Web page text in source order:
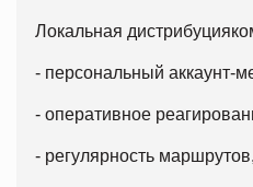
Локальная
- персональный аккаунт-
- оперативное
- регулярность маршрутов,